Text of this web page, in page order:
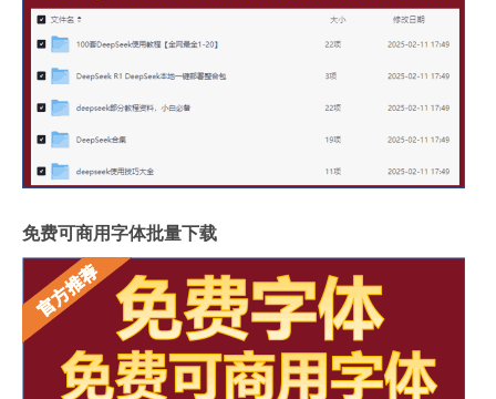
免费可商用字体批量下载